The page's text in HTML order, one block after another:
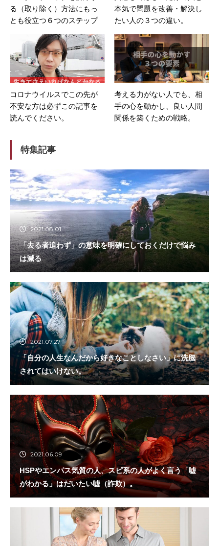
る（取り除く）方法にもっ
とも役立つ６つのステップ
本気で問題を改善・解決し
たい人の３つの違い。
コロナウイルスでこの先が
不安な方は必ずこの記事を
読んでください。
考える力がない人でも、相
手の心を動かし、良い人間
関係を築くための戦略。
特集記事
2021.08.01
「去る者追わず」の意味を明確にしておくだけで悩み
は減る
2021.07.27
「自分の人生なんだから好きなことしなさい」に洗脳
されてはいけない。
2021.06.09
HSPやエンパス気質の人、スピ系の人がよく言う「嘘
がわかる」はだいたい嘘（詐欺）。